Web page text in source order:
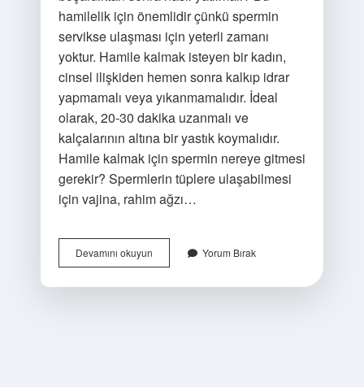
hamilelik için önemlidir çünkü spermin
servikse ulaşması için yeterli zamanı
yoktur. Hamile kalmak isteyen bir kadın,
cinsel ilişkiden hemen sonra kalkıp idrar
yapmamalı veya yıkanmamalıdır. İdeal
olarak, 20-30 dakika uzanmalı ve
kalçalarının altına bir yastık koymalıdır.
Hamile kalmak için spermin nereye gitmesi
gerekir? Spermlerin tüplere ulaşabilmesi
için vajina, rahim ağzı…
Devamını okuyunHamile
Kalmak
Yorum Bırak